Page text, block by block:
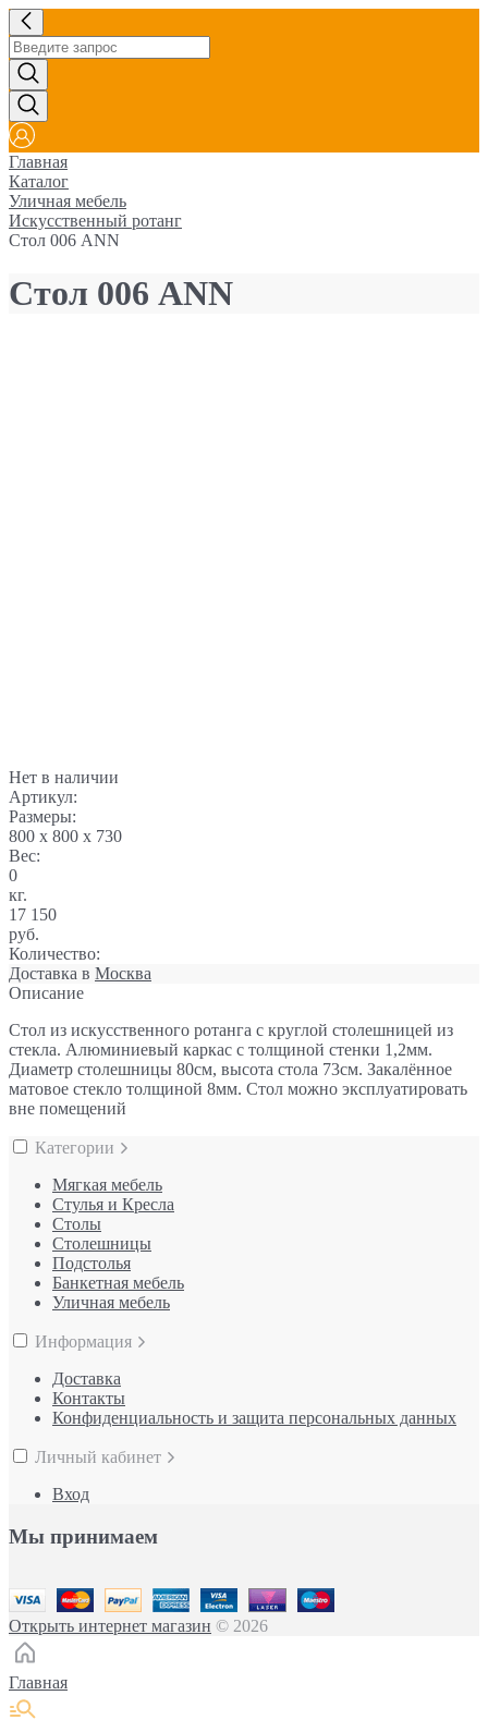
Главная
Каталог
Уличная мебель
Искусственный ротанг
Стол 006 ANN
Стол 006 ANN
Нет в наличии
Артикул:
Размеры:
800 x 800 x 730
Вес:
0
кг.
17 150
руб.
Количество:
Доставка в Москва
Описание
Стол из искусственного ротанга с круглой столешницей из
стекла. Алюминиевый каркас с толщиной стенки 1,2мм.
Диаметр столешницы 80см, высота стола 73см. Закалённое
матовое стекло толщиной 8мм. Стол можно эксплуатировать
вне помещений
Категории
Мягкая мебель
Стулья и Кресла
Столы
Столешницы
Подстолья
Банкетная мебель
Уличная мебель
Информация
Доставка
Контакты
Конфиденциальность и защита персональных данных
Личный кабинет
Вход
Мы принимаем
Открыть интернет магазин © 2026
Главная